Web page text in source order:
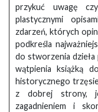
przykuć uwagę
plastycznymi
zdarzeń, których
podkreśla
do stworzenia dzieła
wątpienia książką
historycznego
z dobrej strony,
zagadnieniem i